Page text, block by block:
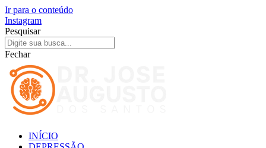
Ir para o conteúdo
Instagram
Pesquisar
Fechar
INÍCIO